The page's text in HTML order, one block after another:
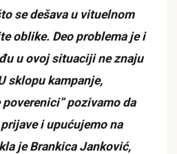
se dešava u vituelnom
oblike. Deo problema je i
u ovoj situaciji ne znaju
sklopu kampanje,
pozivamo da
i upućujemo na
je Brankica Janković,